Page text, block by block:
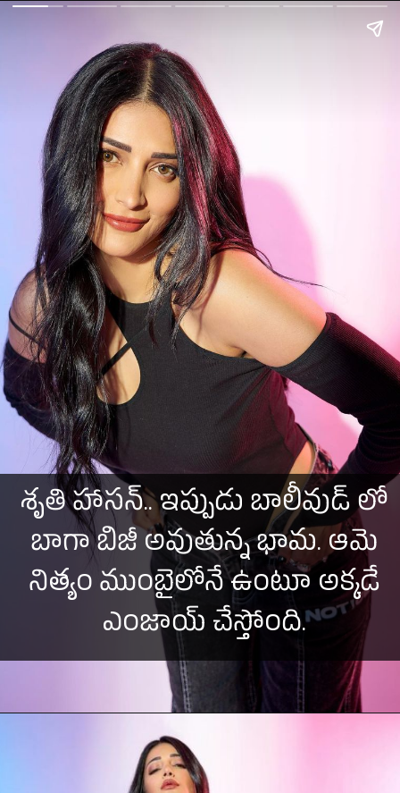
శృతి హాసన్.. ఇప్పుడు బాలీవుడ్ లో
బాగా బిజీ అవుతున్న భామ. ఆమె
నిత్యం ముంబైలోనే ఉంటూ అక్కడే
ఎంజాయ్ చేస్తోంది.